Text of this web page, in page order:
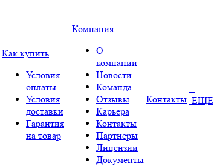
Как купить
Условия
оплаты
Условия
доставки
Гарантия
на товар
Компания
О
компании
Новости
Команда
Отзывы
Карьера
Контакты
Партнеры
Лицензии
Документы
Контакты
+
ЕЩЕ